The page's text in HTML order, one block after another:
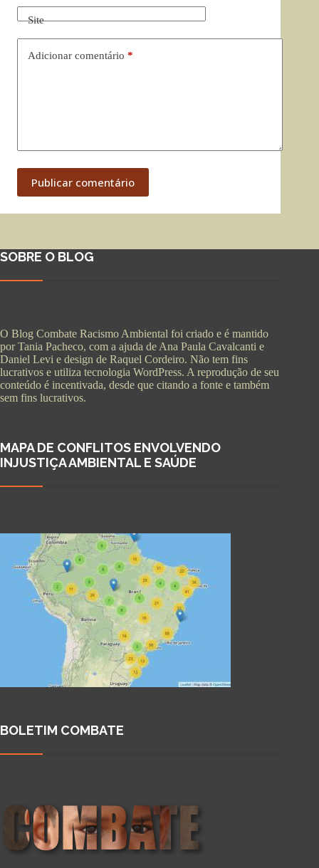
Site
Adicionar comentário *
Publicar comentário
SOBRE O BLOG
O Blog Combate Racismo Ambiental foi criado e é mantido
por Tania Pacheco, com a ajuda de Ana Paula Cavalcanti e
Daniel Levi e design de Raquel Cordeiro. Não tem fins
lucrativos e utiliza tecnologia WordPress. A reprodução de seu
conteúdo é incentivada, desde que citando a fonte e também
sem fins lucrativos.
MAPA DE CONFLITOS ENVOLVENDO
INJUSTIÇA AMBIENTAL E SAÚDE
BOLETIM COMBATE